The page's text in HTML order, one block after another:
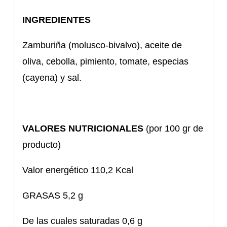
INGREDIENTES
Zamburiña (molusco-bivalvo), aceite de
oliva, cebolla, pimiento, tomate, especias
(cayena) y sal.
VALORES NUTRICIONALES (por 100 gr de
producto)
Valor energético 110,2 Kcal
GRASAS 5,2 g
De las cuales saturadas 0,6 g